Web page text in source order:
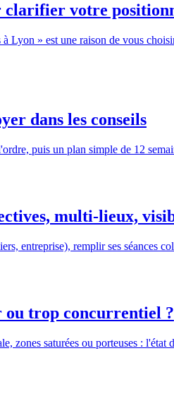
clarifier votre
Lyon » est une raison de vous
dans les conseils
puis un plan simple de 12
multi-lieux,
entreprise), remplir ses séances
ou trop concurrentiel ?
zones saturées ou porteuses :